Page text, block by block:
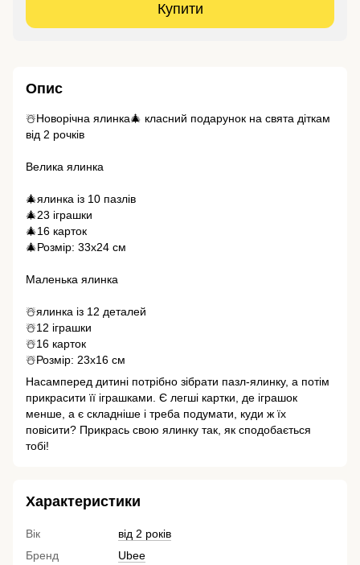
Купити
Опис
☃️Новорічна ялинка🎄 класний подарунок на свята діткам
від 2 рочків
Велика ялинка
🎄ялинка із 10 пазлів
🎄23 іграшки
🎄16 карток
🎄Розмір: 33х24 см
Маленька ялинка
☃️ялинка із 12 деталей
☃️12 іграшки
☃️16 карток
☃️Розмір: 23х16 см
Насамперед дитині потрібно зібрати пазл-ялинку, а потім
прикрасити її іграшками. Є легші картки, де іграшок
менше, а є складніше і треба подумати, куди ж їх
повісити? Прикрась свою ялинку так, як сподобається
тобі!
Характеристики
Вік
від 2 років
Бренд
Ubee